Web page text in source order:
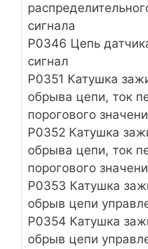
сигнала
Р0346 Цепь
сигнал
Р0351 Катушка
обрыва цепи, ток
порогового
Р0352 Катушка
обрыва цепи, ток
порогового
P0353 Катушка
обрыв цепи
P0354 Катушка
обрыв цепи